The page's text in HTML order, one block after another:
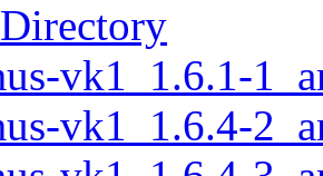
vk1_1.6.1-
vk1_1.6.4-